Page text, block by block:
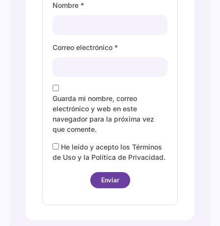
Nombre *
Correo electrónico *
Guarda mi nombre, correo
electrónico y web en este
navegador para la próxima vez
que comente.
He leído y acepto los Términos
de Uso y la Política de Privacidad.